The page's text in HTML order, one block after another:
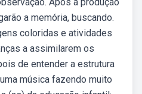
a memória, buscando.
coloridas e atividades
a assimilarem os
de entender a estrutura
música fazendo muito